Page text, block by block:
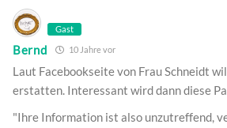
Gast
Bernd 10 Jahre vor
Laut Facebookseite von Frau Schneidt
erstatten. Interessant wird dann diese
"Ihre Information ist also unzutreffend,